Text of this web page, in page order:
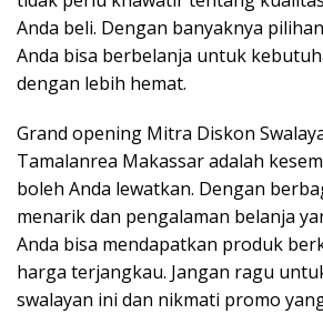
Anda beli. Dengan banyaknya
Anda bisa berbelanja untuk
dengan lebih hemat.
Grand opening Mitra Diskon
Tamalanrea Makassar adalah
boleh Anda lewatkan. Dengan
menarik dan pengalaman belanja
Anda bisa mendapatkan produk
harga terjangkau. Jangan ragu
swalayan ini dan nikmati promo